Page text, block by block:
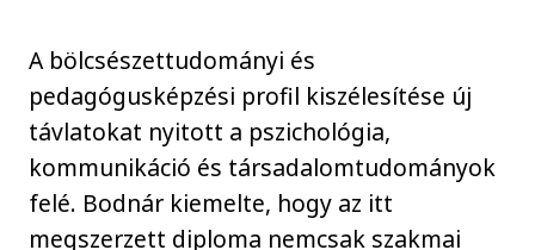
A bölcsészettudományi és
pedagógusképzési profil kiszélesítése új
távlatokat nyitott a pszichológia,
kommunikáció és társadalomtudományok
felé. Bodnár kiemelte, hogy az itt
megszerzett diploma nemcsak szakmai